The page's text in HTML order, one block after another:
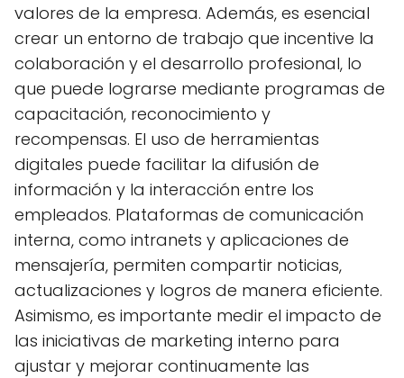
valores de la empresa. Además, es esencial
crear un entorno de trabajo que incentive la
colaboración y el desarrollo profesional, lo
que puede lograrse mediante programas de
capacitación, reconocimiento y
recompensas. El uso de herramientas
digitales puede facilitar la difusión de
información y la interacción entre los
empleados. Plataformas de comunicación
interna, como intranets y aplicaciones de
mensajería, permiten compartir noticias,
actualizaciones y logros de manera eficiente.
Asimismo, es importante medir el impacto de
las iniciativas de marketing interno para
ajustar y mejorar continuamente las